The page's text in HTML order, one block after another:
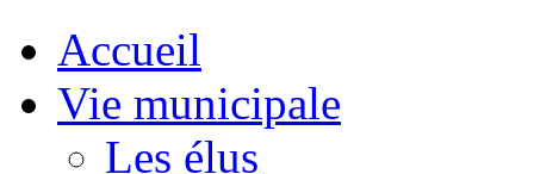
Accueil
Vie municipale
Les élus